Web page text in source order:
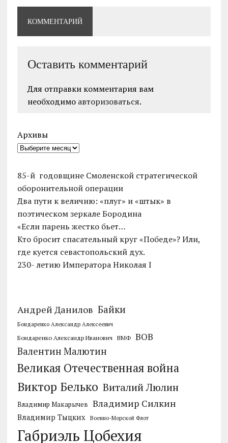
КОММЕНТАРИЙ
Оставить комментарий
Для отправки комментария вам
необходимо авторизоваться.
Архивы
85-й годовщине Смоленской стратегической
оборонительной операции
Два пути к величию: «плуг» и «штык» в
поэтическом зеркале Бородина
«Если парень жестко бьет…
Кто бросит спасательный круг «Победе»? Или,
где куется севастопольский дух.
230- летию Императора Николая I
Андрей Данилов Байки
Бондаренко Александр Алексеевич
Бондаренко Александр Иванович ВМФ ВОВ
Валентин Малютин
Великая Отечественная война
Виктор Белько Виталий Люлин
Владимир Макарычев Владимир Силкин
Владимир Тыцких Военно-Морской Флот
Габриэль Цобехия